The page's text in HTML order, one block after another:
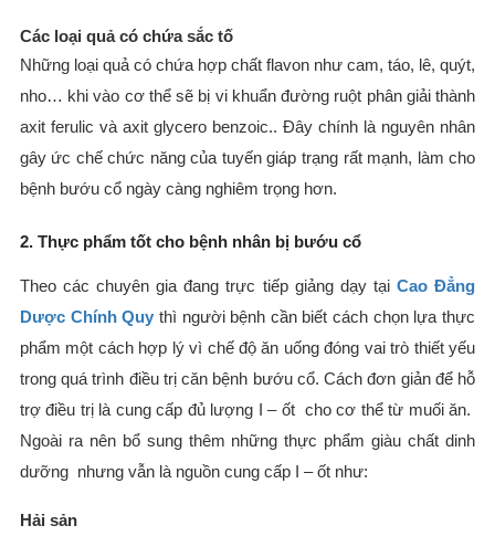
Các loại quả có chứa sắc tố
Những loại quả có chứa hợp chất flavon như cam, táo, lê, quýt,
nho… khi vào cơ thể sẽ bị vi khuẩn đường ruột phân giải thành
axit ferulic và axit glycero benzoic.. Đây chính là nguyên nhân
gây ức chế chức năng của tuyến giáp trạng rất mạnh, làm cho
bệnh bướu cổ ngày càng nghiêm trọng hơn.
2. Thực phẩm tốt cho bệnh nhân bị bướu cổ
Theo các chuyên gia đang trực tiếp giảng dạy tại Cao Đẳng
Dược Chính Quy thì người bệnh cần biết cách chọn lựa thực
phẩm một cách hợp lý vì chế độ ăn uống đóng vai trò thiết yếu
trong quá trình điều trị căn bệnh bướu cổ. Cách đơn giản để hỗ
trợ điều trị là cung cấp đủ lượng I – ốt cho cơ thể từ muối ăn.
Ngoài ra nên bổ sung thêm những thực phẩm giàu chất dinh
dưỡng nhưng vẫn là nguồn cung cấp I – ốt như:
Hải sản